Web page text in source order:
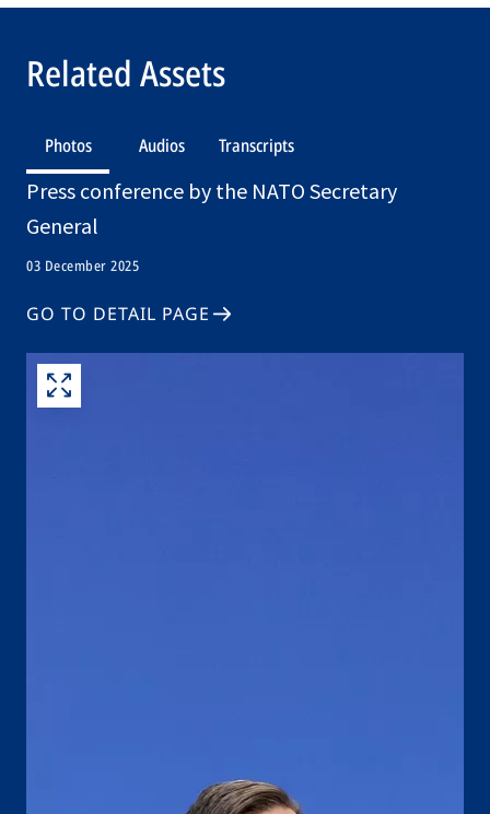
Related Assets
Photos Audios Transcripts
Press conference by the NATO Secretary
General
03 December 2025
GO TO DETAIL PAGE